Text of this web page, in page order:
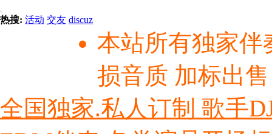
热搜: 活动 交友 discuz
本站所有独家伴
损音质 加标出
全国独家.私人订制 歌手